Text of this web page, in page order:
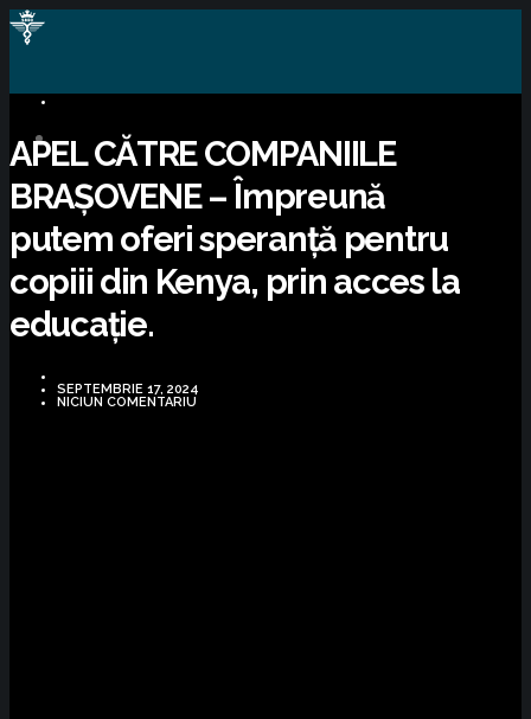
APEL CĂTRE COMPANIILE
BRAȘOVENE – Împreună
putem oferi speranță pentru
copiii din Kenya, prin acces la
educație.
SEPTEMBRIE 17, 2024
NICIUN COMENTARIU